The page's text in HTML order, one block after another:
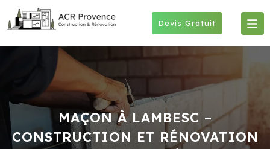
Devis Gratuit
MAÇON À LAMBESC –
CONSTRUCTION ET RÉNOVATION